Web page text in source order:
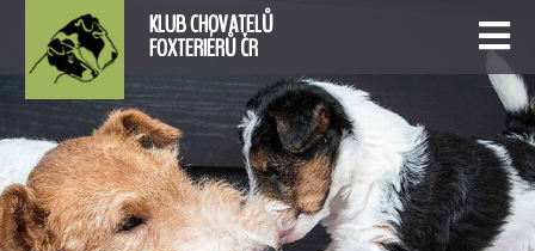
KLUB CHOVATELŮ
FOXTERIÉRŮ ČR